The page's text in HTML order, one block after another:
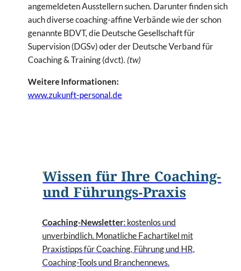
angemeldeten Ausstellern suchen. Darunter finden sich
auch diverse coaching-affine Verbände wie der schon
genannte BDVT, die Deutsche Gesellschaft für
Supervision (DGSv) oder der Deutsche Verband für
Coaching & Training (dvct). (tw)
Weitere Informationen:
www.zukunft-personal.de
Wissen für Ihre Coaching-
und Führungs-Praxis
Coaching-Newsletter: kostenlos und
unverbindlich. Monatliche Fachartikel mit
Praxistipps für Coaching, Führung und HR,
Coaching-Tools und Branchennews.